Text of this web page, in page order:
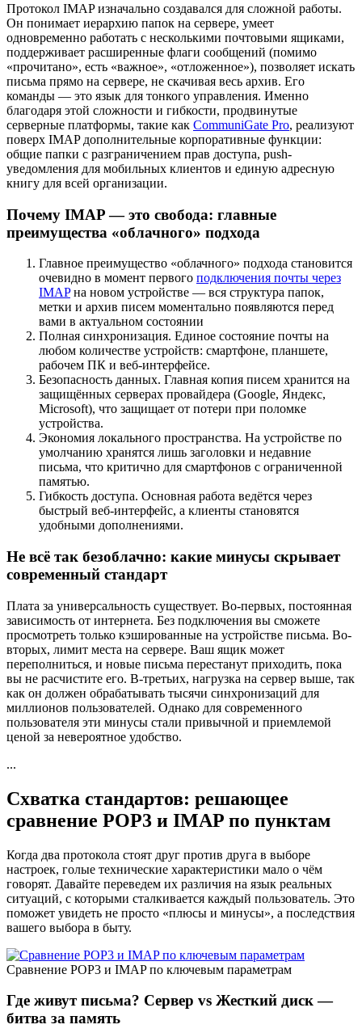
Протокол IMAP изначально создавался для сложной работы.
Он понимает иерархию папок на сервере, умеет
одновременно работать с несколькими почтовыми ящиками,
поддерживает расширенные флаги сообщений (помимо
«прочитано», есть «важное», «отложенное»), позволяет искать
письма прямо на сервере, не скачивая весь архив. Его
команды — это язык для тонкого управления. Именно
благодаря этой сложности и гибкости, продвинутые
серверные платформы, такие как CommuniGate Pro, реализуют
поверх IMAP дополнительные корпоративные функции:
общие папки с разграничением прав доступа, push-
уведомления для мобильных клиентов и единую адресную
книгу для всей организации.
Почему IMAP — это свобода: главные
преимущества «облачного» подхода
Главное преимущество «облачного» подхода становится
очевидно в момент первого подключения почты через
IMAPна новом устройстве — вся структура папок,
метки и архив писем моментально появляются перед
вами в актуальном состоянии
Полная синхронизация. Единое состояние почты на
любом количестве устройств: смартфоне, планшете,
рабочем ПК и веб-интерфейсе.
Безопасность данных. Главная копия писем хранится на
защищённых серверах провайдера (Google, Яндекс,
Microsoft), что защищает от потери при поломке
устройства.
Экономия локального пространства. На устройстве по
умолчанию хранятся лишь заголовки и недавние
письма, что критично для смартфонов с ограниченной
памятью.
Гибкость доступа. Основная работа ведётся через
быстрый веб-интерфейс, а клиенты становятся
удобными дополнениями.
Не всё так безоблачно: какие минусы скрывает
современный стандарт
Плата за универсальность существует. Во-первых, постоянная
зависимость от интернета. Без подключения вы сможете
просмотреть только кэшированные на устройстве письма. Во-
вторых, лимит места на сервере. Ваш ящик может
переполниться, и новые письма перестанут приходить, пока
вы не расчистите его. В-третьих, нагрузка на сервер выше, так
как он должен обрабатывать тысячи синхронизаций для
миллионов пользователей. Однако для современного
пользователя эти минусы стали привычной и приемлемой
ценой за невероятное удобство.
...
Схватка стандартов: решающее
сравнение POP3 и IMAP по пунктам
Когда два протокола стоят друг против друга в выборе
настроек, голые технические характеристики мало о чём
говорят. Давайте переведем их различия на язык реальных
ситуаций, с которыми сталкивается каждый пользователь. Это
поможет увидеть не просто «плюсы и минусы», а последствия
вашего выбора в быту.
Сравнение POP3 и IMAP по ключевым параметрам
Где живут письма? Сервер vs Жесткий диск —
битва за память